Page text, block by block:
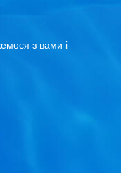
з вами і